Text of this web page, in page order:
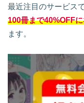
最近注目のサービス
100冊まで40%OFF
ます。